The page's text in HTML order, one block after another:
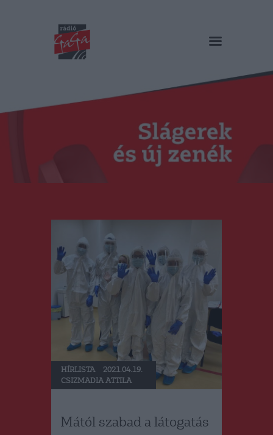
RÁDIÓ GAGA
Műsorok
Podcast és videók
Stáb
RO
HÍRLISTA
2021.04.19.
CSIZMADIA ATTILA
Mától szabad a látogatás